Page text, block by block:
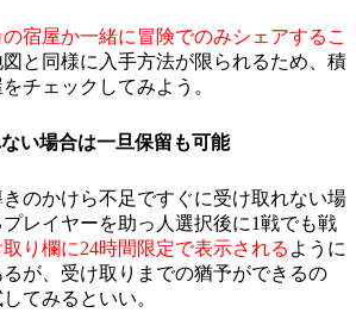
の宿屋か一緒に冒険でのみシェアするこ
図と同様に入手方法が限られるため、積
チェックしてみよう。
い場合は一旦保留も可能
のかけら不足ですぐに受け取れない場
レイヤーを助っ人選択後に1戦でも戦
り欄に24時間限定で表示される ように
が、受け取りまでの猶予ができるの
てみるといい。